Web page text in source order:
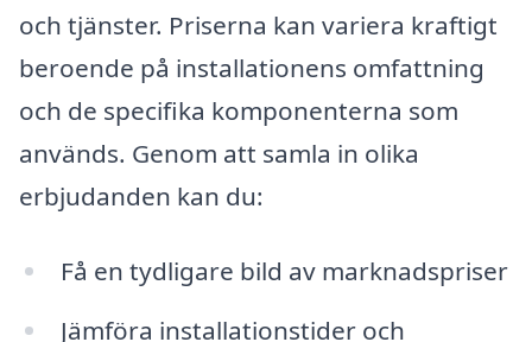
och tjänster. Priserna kan variera kraftigt
beroende på installationens omfattning
och de specifika komponenterna som
används. Genom att samla in olika
erbjudanden kan du:
Få en tydligare bild av marknadspriser
Jämföra installationstider och